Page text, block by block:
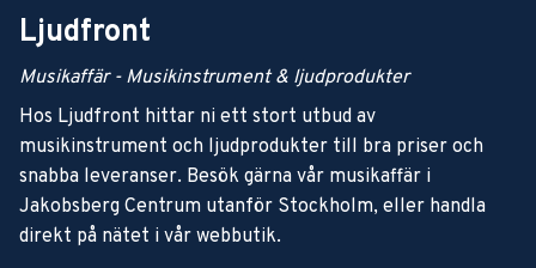
Ljudfront
Musikaffär - Musikinstrument & ljudprodukter
Hos Ljudfront hittar ni ett stort utbud av
musikinstrument och ljudprodukter till bra priser och
snabba leveranser. Besök gärna vår musikaffär i
Jakobsberg Centrum utanför Stockholm, eller handla
direkt på nätet i vår webbutik.